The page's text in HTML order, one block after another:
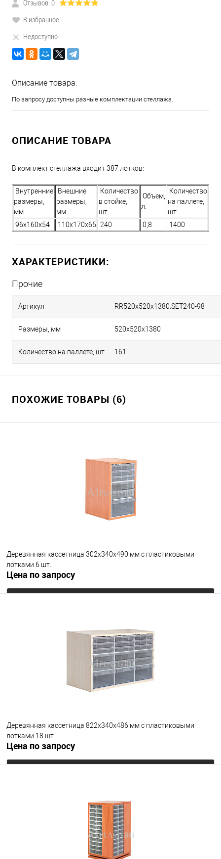
Отзывов: 0
В избранное
Недоступно
Описание товара:
По запросу доступны разные комплектации стеллажа.
ОПИСАНИЕ ТОВАРА
В комплект стеллажа входит 387 лотков:
Внутренние
размеры,
мм
Внешние
размеры,
мм
Количество
в стойке,
шт.
Объем,
л.
Количество
на паллете,
шт.
96х160х54
110х170х65 240 0,8 1400
ХАРАКТЕРИСТИКИ:
Прочие
Артикул RR520х520х1380.SET240-98
Размеры, мм 520х520х1380
Количество на паллете, шт. 161
ПОХОЖИЕ ТОВАРЫ (6)
Деревянная кассетница 302х340х490 мм с пластиковыми
лотками 6 шт.
Цена по запросу
Под заказ
Деревянная кассетница 822х340х486 мм с пластиковыми
лотками 18 шт.
Цена по запросу